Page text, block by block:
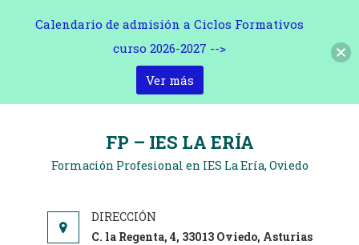
contenido
FP – IES LA ERÍA
Formación Profesional en IES La Ería, Oviedo
C. la Regenta, 4, 33013 Oviedo, Asturias
Calendario de admisión a Ciclos Formativos
curso 2026-2027 -->
Ver más